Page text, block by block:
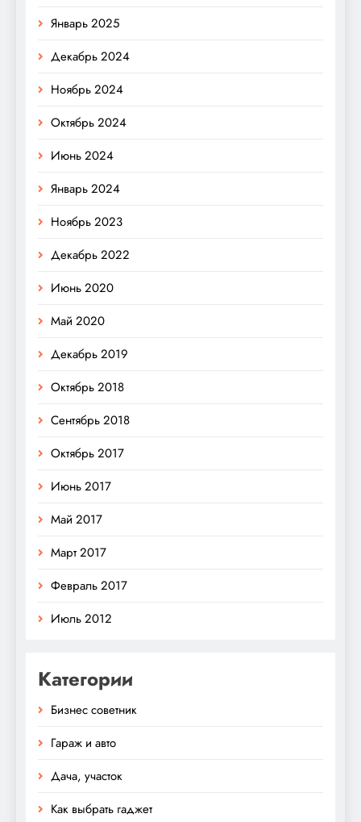
Январь 2025
Декабрь 2024
Ноябрь 2024
Октябрь 2024
Июнь 2024
Январь 2024
Ноябрь 2023
Декабрь 2022
Июнь 2020
Май 2020
Декабрь 2019
Октябрь 2018
Сентябрь 2018
Октябрь 2017
Июнь 2017
Май 2017
Март 2017
Февраль 2017
Июль 2012
Категории
Бизнес советник
Гараж и авто
Дача, участок
Как выбрать гаджет